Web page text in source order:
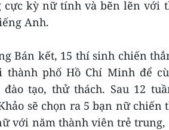
cực kỳ nữ tính và bẽn lẽn với
Anh.
Bán kết, 15 thí sinh chiến
thành phố Hồ Chí Minh để
đào tạo, thử thách. Sau 12
sẽ chọn ra 5 bạn nữ
với năm thành viên trẻ trung,